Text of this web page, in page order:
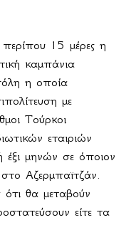
15 μέρες η
καμπάνια
η οποία
με
Τούρκοι
εταιριών
μηνών σε όποιον
στο Αζερμπαϊτζάν.
ότι θα μεταβούν
είτε τα